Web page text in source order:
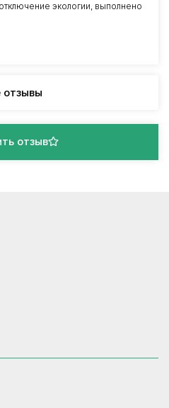
экологии, выполнено
отзыв